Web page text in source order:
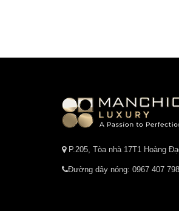
P.205, Tòa nhà 17T1 Hoàng
Đường dây nóng: 0967 407 798